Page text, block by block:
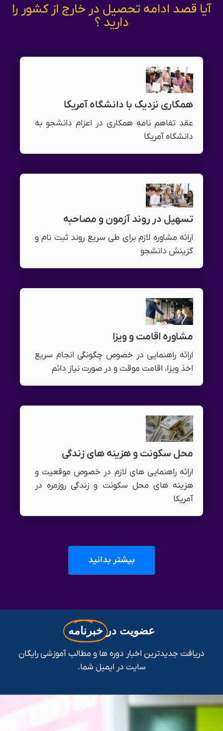
آیا قصد ادامه تحصیل در خارج از کشور را
دارید ؟
همکاری نزدیک با دانشگاه آمریکا
عقد تفاهم نامه همکاری در اعزام دانشجو به
دانشگاه آمریکا
تسهیل در روند آزمون و مصاحبه
ارائه مشاوره لازم برای طی سریع روند ثبت نام و
گزینش دانشجو
مشاوره اقامت و ویزا
ارائه راهنمایی در خصوص چگونگی انجام سریع
اخذ ویزا، اقامت موقت و در صورت نیاز دائم
محل سکونت و هزینه های زندگی
ارائه راهنمایی های لازم در خصوص موقعیت و
هزینه های محل سکونت و زندگی روزمره در
آمریکا
بیشتر بدانید
عضویت درخبرنامه
دریافت جدیدترین اخبار دوره ها و مطالب آموزشی رایگان
سایت در ایمیل شما.